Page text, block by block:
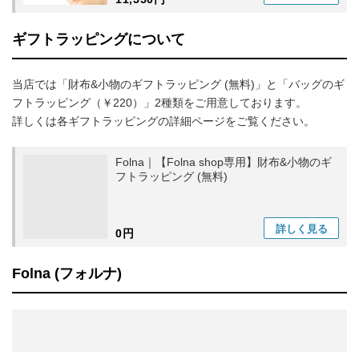
ギフトラッピングについて
当店では「財布&小物のギフトラッピング (無料)」と「バッグのギ
フトラッピング（￥220）」2種類をご用意しております。
詳しくは各ギフトラッピングの詳細ページをご覧ください。
Folna｜【Folna shop専用】財布&小物のギ
フトラッピング (無料)
0円 詳しく 見る
Folna (フォルナ)